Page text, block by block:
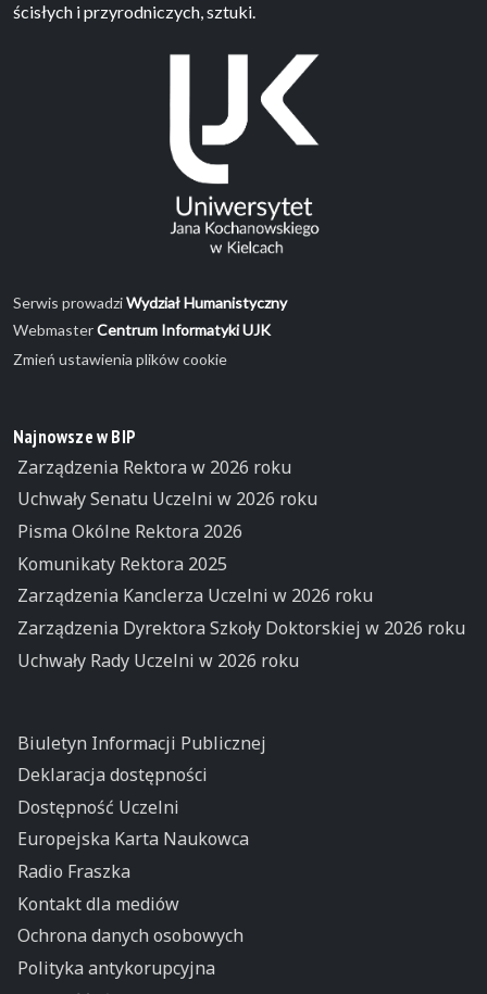
ścisłych i przyrodniczych, sztuki.
Serwis prowadziWydział Humanistyczny
WebmasterCentrum Informatyki UJK
Zmień ustawienia plików cookie
Najnowsze w BIP
Zarządzenia Rektora w 2026 roku
Uchwały Senatu Uczelni w 2026 roku
Pisma Okólne Rektora 2026
Komunikaty Rektora 2025
Zarządzenia Kanclerza Uczelni w 2026 roku
Zarządzenia Dyrektora Szkoły Doktorskiej w 2026 roku
Uchwały Rady Uczelni w 2026 roku
Biuletyn Informacji Publicznej
Deklaracja dostępności
Dostępność Uczelni
Europejska Karta Naukowca
Radio Fraszka
Kontakt dla mediów
Ochrona danych osobowych
Polityka antykorupcyjna